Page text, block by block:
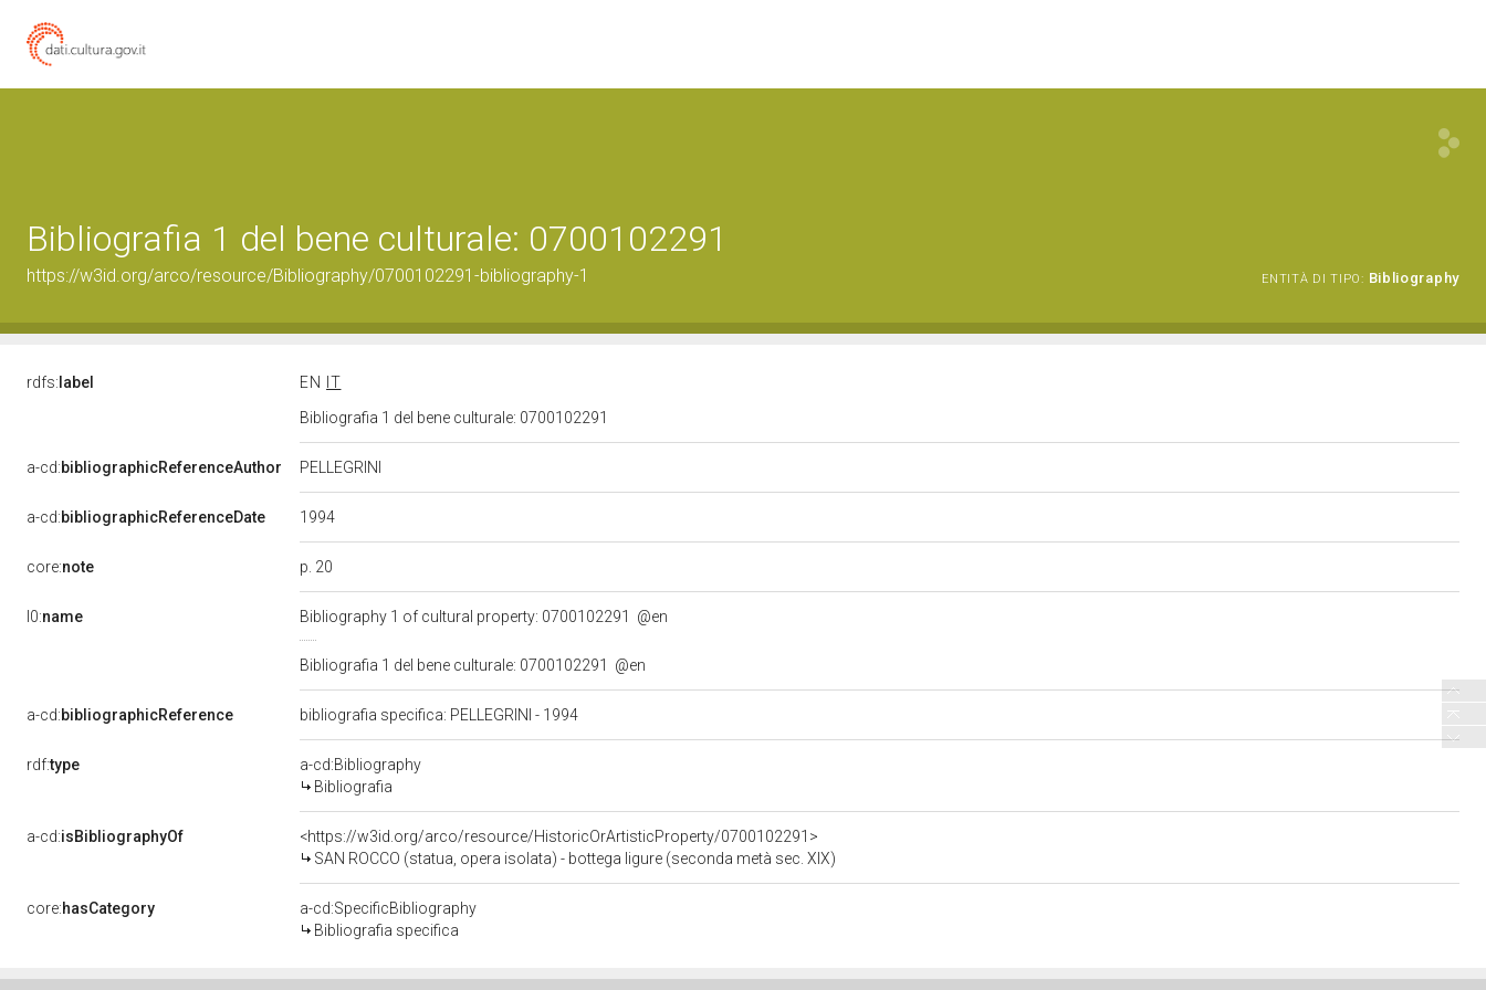
Bibliografia 1 del bene culturale: 0700102291
https://w3id.org/arco/resource/Bibliography/0700102291-bibliography-1 ENTITÀ DI TIPO: Bibliography
rdfs: label EN
IT
Bibliografia 1 del bene culturale: 0700102291
a-cd:bibliographicReferenceAuthor PELLEGRINI
a-cd:bibliographicReferenceDate 1994
core:note p. 20
l0:name Bibliography 1 of cultural property: 0700102291 @en
Bibliografia 1 del bene culturale: 0700102291 @en
a-cd:bibliographicReference bibliografia specifica: PELLEGRINI - 1994
rdf:type
a-cd:Bibliography
Bibliografia
a-cd:isBibliographyOf
<https://w3id.org/arco/resource/HistoricOrArtisticProperty/0700102291>
SAN ROCCO (statua, opera isolata) - bottega ligure (seconda metà sec. XIX)
core:hasCategory
a-cd:SpecificBibliography
Bibliografia specifica